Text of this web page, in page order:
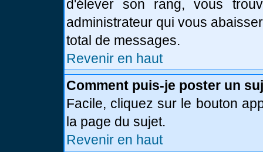
d'élever son rang, vous
administrateur qui vous
total de messages.
Revenir en haut
Comment puis-je poster un
Facile, cliquez sur le bouton
la page du sujet.
Revenir en haut